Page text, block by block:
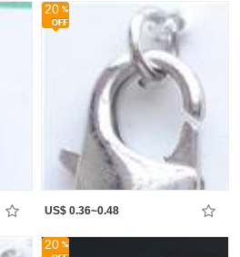
20
US$ 0.36~0.48
20